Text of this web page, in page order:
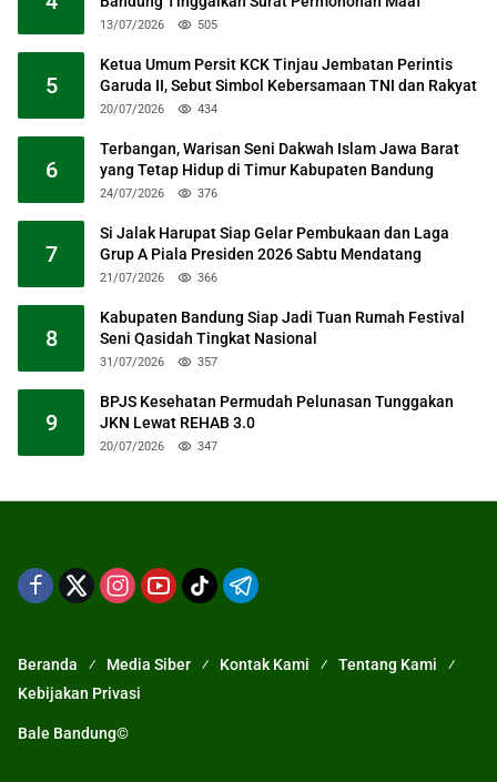
13/07/2026 505
5
Ketua Umum Persit KCK Tinjau Jembatan Perintis
Garuda II, Sebut Simbol Kebersamaan TNI dan Rakyat
20/07/2026 434
6
Terbangan, Warisan Seni Dakwah Islam Jawa Barat
yang Tetap Hidup di Timur Kabupaten Bandung
24/07/2026 376
7
Si Jalak Harupat Siap Gelar Pembukaan dan Laga
Grup A Piala Presiden 2026 Sabtu Mendatang
21/07/2026 366
8
Kabupaten Bandung Siap Jadi Tuan Rumah Festival
Seni Qasidah Tingkat Nasional
31/07/2026 357
9
BPJS Kesehatan Permudah Pelunasan Tunggakan
JKN Lewat REHAB 3.0
20/07/2026 347
Beranda Media Siber Kontak Kami
Tentang Kami
Kebijakan Privasi
Bale Bandung©